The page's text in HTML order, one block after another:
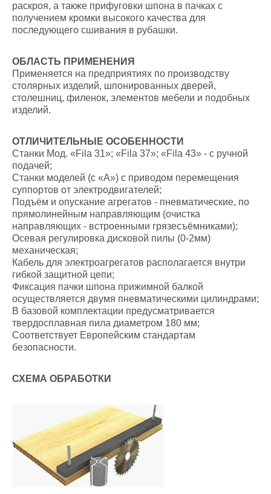
раскроя, а также прифуговки шпона в пачках с
получением кромки высокого качества для
последующего сшивания в рубашки.
ОБЛАСТЬ ПРИМЕНЕНИЯ
Применяется на предприятиях по производству
столярных изделий, шпонированных дверей,
столешниц, филенок, элементов мебели и подобных
изделий.
ОТЛИЧИТЕЛЬНЫЕ ОСОБЕННОСТИ
Станки Мод. «Fila 31»; «Fila 37»; «Fila 43» - с ручной
подачей;
Станки моделей (с «А») с приводом перемещения
суппортов от электродвигателей;
Подъём и опускание агрегатов - пневматические, по
прямолинейным направляющим (очистка
направляющих - встроенными грязесъёмниками);
Осевая регулировка дисковой пилы (0-2мм)
механическая;
Кабель для электроагрегатов располагается внутри
гибкой защитной цепи;
Фиксация пачки шпона прижимной балкой
осуществляется двумя пневматическими цилиндрами;
В базовой комплектации предусматривается
твердосплавная пила диаметром 180 мм;
Соответствует Европейским стандартам
безопасности.
СХЕМА ОБРАБОТКИ